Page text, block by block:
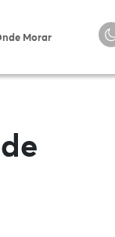
Morar